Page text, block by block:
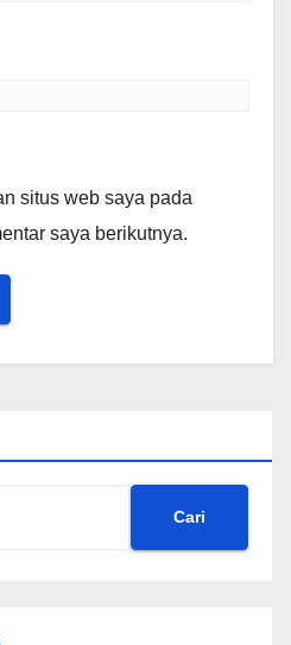
situs web saya pada
saya berikutnya.
Cari